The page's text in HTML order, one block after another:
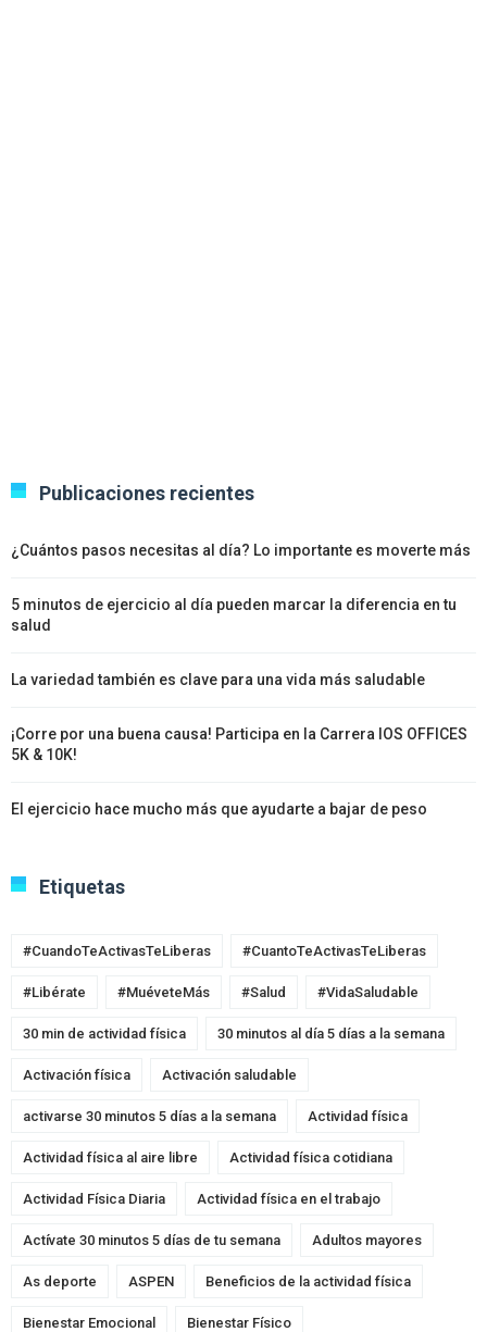
Publicaciones recientes
¿Cuántos pasos necesitas al día? Lo importante es moverte más
5 minutos de ejercicio al día pueden marcar la diferencia en tu
salud
La variedad también es clave para una vida más saludable
¡Corre por una buena causa! Participa en la Carrera IOS OFFICES
5K & 10K!
El ejercicio hace mucho más que ayudarte a bajar de peso
Etiquetas
#CuandoTeActivasTeLiberas #CuantoTeActivasTeLiberas
#Libérate #MuéveteMás #Salud #VidaSaludable
30 min de actividad física 30 minutos al día 5 días a la semana
Activación física Activación saludable
activarse 30 minutos 5 días a la semana Actividad física
Actividad física al aire libre Actividad física cotidiana
Actividad Física Diaria Actividad física en el trabajo
Actívate 30 minutos 5 días de tu semana Adultos mayores
As deporte ASPEN Beneficios de la actividad física
Bienestar Emocional Bienestar Físico